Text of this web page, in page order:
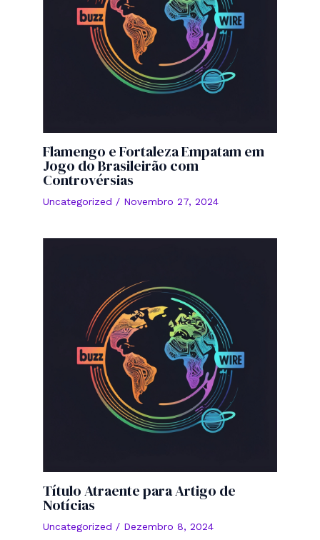
Flamengo e Fortaleza Empatam em
Jogo do Brasileirão com
Controvérsias
Uncategorized / Novembro 27, 2024
Título Atraente para Artigo de
Notícias
Uncategorized / Dezembro 8, 2024